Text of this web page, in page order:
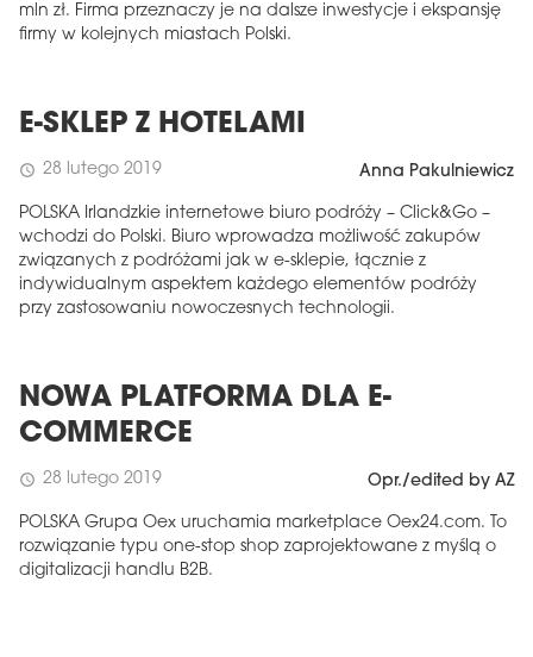
mln zł. Firma przeznaczy je na dalsze inwestycje i ekspansję
firmy w kolejnych miastach Polski.
E-SKLEP Z HOTELAMI
schedule 28 lutego 2019 Anna Pakulniewicz
POLSKA Irlandzkie internetowe biuro podróży – Click&Go –
wchodzi do Polski. Biuro wprowadza możliwość zakupów
związanych z podróżami jak w e-sklepie, łącznie z
indywidualnym aspektem każdego elementów podróży
przy zastosowaniu nowoczesnych technologii.
NOWA PLATFORMA DLA E-
COMMERCE
schedule 28 lutego 2019 Opr./edited by AZ
POLSKA Grupa Oex uruchamia marketplace Oex24.com. To
rozwiązanie typu one-stop shop zaprojektowane z myślą o
digitalizacji handlu B2B.